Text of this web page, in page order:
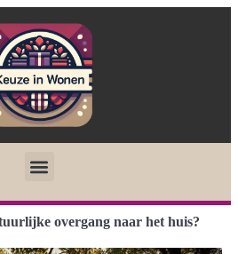
overgang naar het huis?